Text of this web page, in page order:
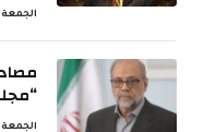
الجمعة 07 أغسطس 9:49 م
الجمعة 07 أغسطس 9:46 م